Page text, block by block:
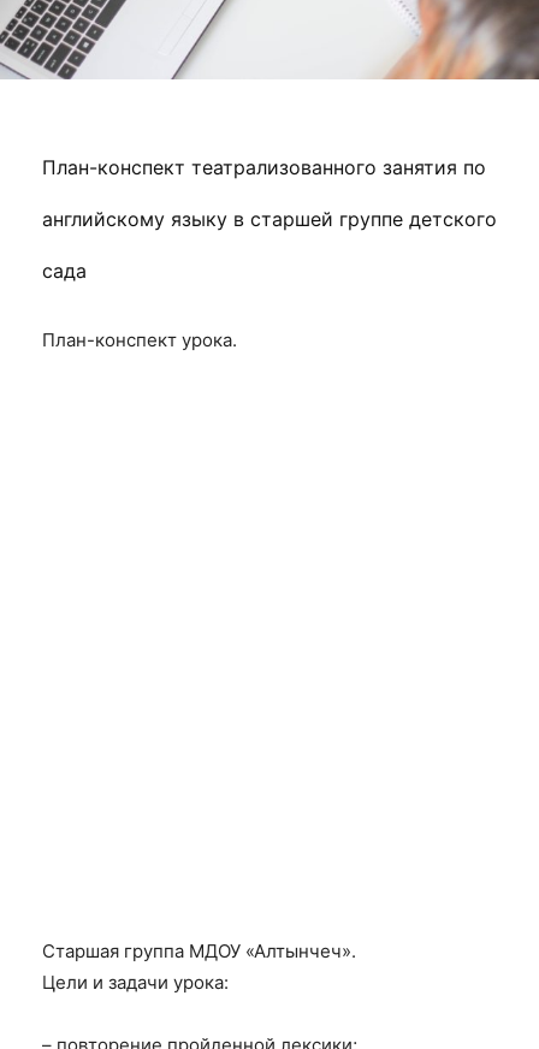
План-конспект театрализованного занятия по
английскому языку в старшей группе детского
сада
План-конспект урока.
Старшая группа МДОУ «Алтынчеч».
Цели и задачи урока:
– повторение пройденной лексики;